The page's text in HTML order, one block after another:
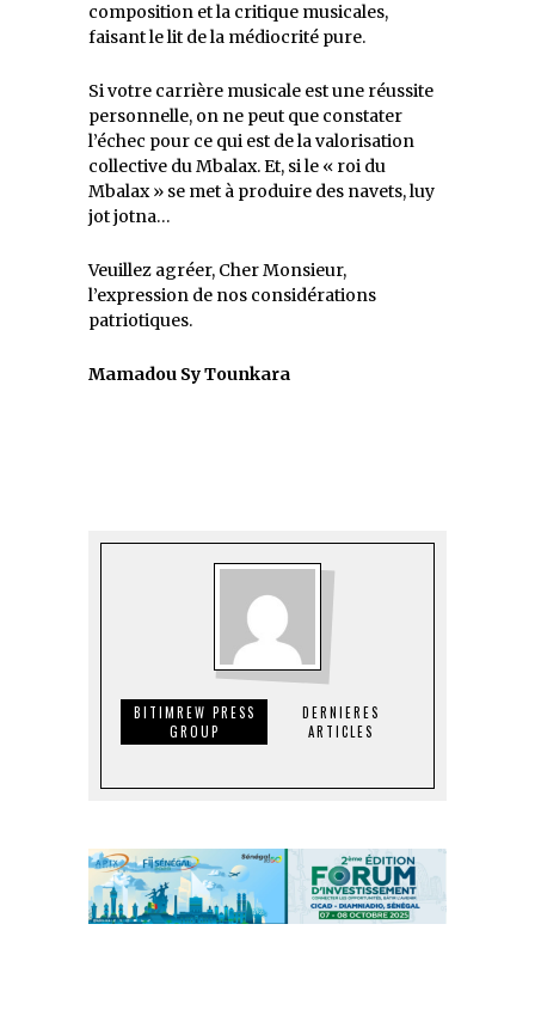
composition et la critique musicales,
faisant le lit de la médiocrité pure.
Si votre carrière musicale est une réussite
personnelle, on ne peut que constater
l’échec pour ce qui est de la valorisation
collective du Mbalax. Et, si le « roi du
Mbalax » se met à produire des navets, luy
jot jotna…
Veuillez agréer, Cher Monsieur,
l’expression de nos considérations
patriotiques.
Mamadou Sy Tounkara
BITIMREW PRESS
GROUP
DERNIERES
ARTICLES